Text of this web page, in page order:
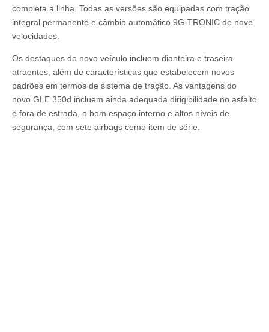
completa a linha. Todas as versões são equipadas com tração
integral permanente e câmbio automático 9G-TRONIC de nove
velocidades.
Os destaques do novo veículo incluem dianteira e traseira
atraentes, além de características que estabelecem novos
padrões em termos de sistema de tração. As vantagens do
novo GLE 350d incluem ainda adequada dirigibilidade no asfalto
e fora de estrada, o bom espaço interno e altos níveis de
segurança, com sete airbags como item de série.